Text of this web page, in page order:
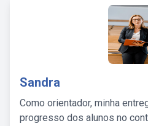
Sandra
Como orientador, minha
progresso dos alunos no